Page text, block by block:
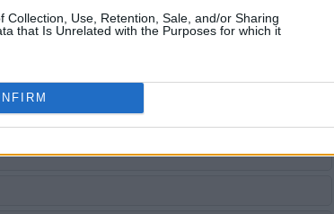
Collection, Use, Retention, Sale, and/or Sharing
that Is Unrelated with the Purposes for which it